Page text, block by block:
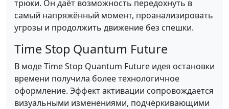
трюки. Он даёт возможность передохнуть в
самый напряжённый момент, проанализировать
угрозы и продолжить движение без спешки.
Time Stop Quantum Future
В моде Time Stop Quantum Future идея остановки
времени получила более технологичное
оформление. Эффект активации сопровождается
визуальными изменениями, подчёркивающими